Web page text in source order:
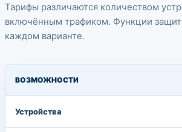
Тарифы различаются количеством
включённым трафиком. Функции
каждом варианте.
ВОЗМОЖНОСТИ
Устройства